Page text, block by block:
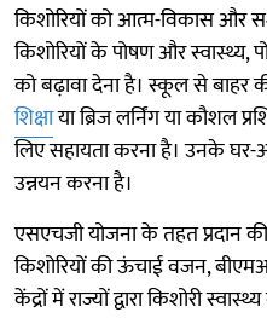
किशोरियों को आत्म-विकास और
किशोरियों के पोषण और
को बढ़ावा देना है। स्कूल से बाहर
शिक्षाया ब्रिज लर्निंग या कौशल
लिए सहायता करना है। उनके
उन्नयन करना है।
एसएचजी योजना के तहत प्रदान
किशोरियों की ऊंचाई वजन,
केंद्रों में राज्यों द्वारा किशोरी